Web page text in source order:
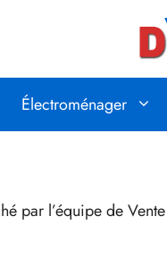
Électroménager
par l’équipe de